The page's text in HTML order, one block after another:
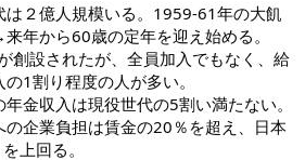
２億人規模いる。1959-61年の大飢
年から60歳の定年を迎え始める。
創設されたが、全員加入でもなく、給
1割り程度の人が多い。
金収入は現役世代の5割い満たない。
企業負担は賃金の20％を超え、日本
上回る。